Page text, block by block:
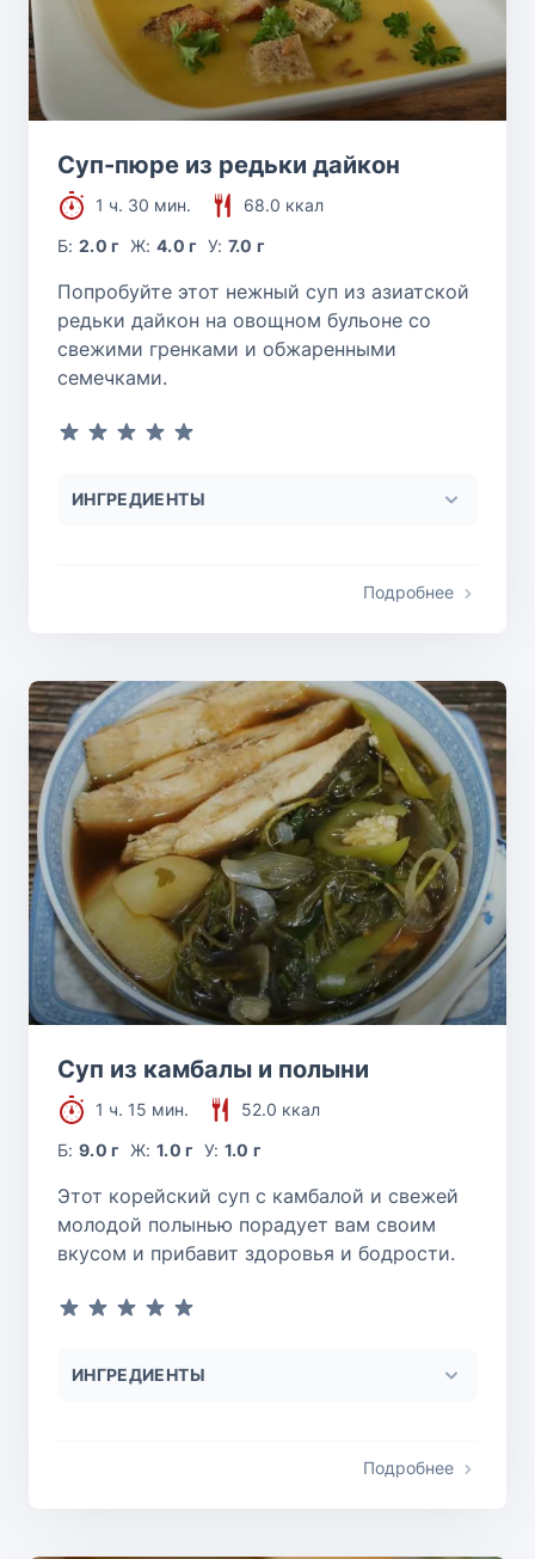
Суп-пюре из редьки дайкон
1 ч. 30 мин.
68.0 ккал
Б:2.0 г Ж: 4.0 г У: 7.0 г
Попробуйте этот нежный суп из азиатской
редьки дайкон на овощном бульоне со
свежими гренками и обжаренными
семечками.
ИНГРЕДИЕНТЫ
Подробнее
Суп из камбалы и полыни
1 ч. 15 мин.
52.0 ккал
Б:9.0 г Ж: 1.0 г У: 1.0 г
Этот корейский суп с камбалой и свежей
молодой полынью порадует вам своим
вкусом и прибавит здоровья и бодрости.
ИНГРЕДИЕНТЫ
Подробнее